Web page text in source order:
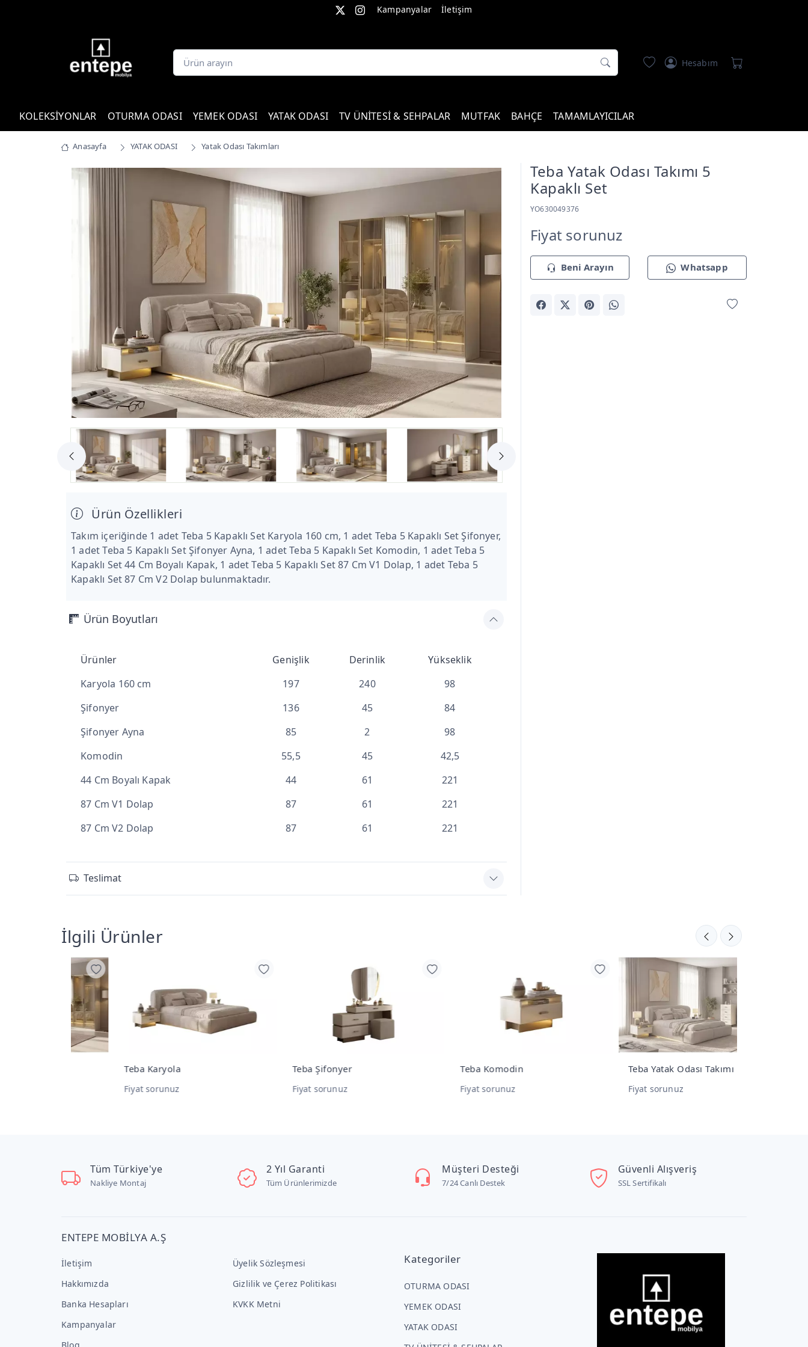
Kampanyalar İletişim
Hesabım
KOLEKSİYONLAR OTURMA ODASI YEMEK ODASI YATAK ODASI TV ÜNİTESİ & SEHPALAR MUTFAK BAHÇE TAMAMLAYICILAR
Anasayfa YATAK ODASI Yatak Odası Takımları
Teba Yatak Odası Takımı 5
Kapaklı Set
YO630049376
Fiyat sorunuz
Beni Arayın Whatsapp
Ürün Özellikleri
Takım içeriğinde 1 adet Teba 5 Kapaklı Set Karyola 160 cm, 1 adet Teba 5 Kapaklı Set Şifonyer,
1 adet Teba 5 Kapaklı Set Şifonyer Ayna, 1 adet Teba 5 Kapaklı Set Komodin, 1 adet Teba 5
Kapaklı Set 44 Cm Boyalı Kapak, 1 adet Teba 5 Kapaklı Set 87 Cm V1 Dolap, 1 adet Teba 5
Kapaklı Set 87 Cm V2 Dolap bulunmaktadır.
Ürün Boyutları
Ürünler Genişlik Derinlik
Yükseklik
Karyola 160 cm
197 240
98
Şifonyer
136 45
84
Şifonyer Ayna
85 2
98
Komodin
55,5 45
42,5
44 Cm Boyalı Kapak
44 61
221
87 Cm V1 Dolap
87 61
221
87 Cm V2 Dolap
87 61 221
Teslimat
İlgili Ürünler
Teba Karyola
Fiyat sorunuz
Teba Şifonyer
Fiyat sorunuz
Teba Komodin
Fiyat sorunuz
Teba Yatak Odası Takımı Yer Set
Fiyat sorunuz
Tüm Türkiye'ye
Nakliye Montaj
2 Yıl Garanti
Tüm Ürünlerimizde
Müşteri Desteği
7/24 Canlı Destek
Güvenli Alışveriş
SSL Sertifikalı
ENTEPE MOBİLYA A.Ş
İletişim
Hakkımızda
Banka Hesapları
Kampanyalar
Üyelik Sözleşmesi
Gizlilik ve Çerez Politikası
KVKK Metni
Kategoriler
OTURMA ODASI
YEMEK ODASI
YATAK ODASI